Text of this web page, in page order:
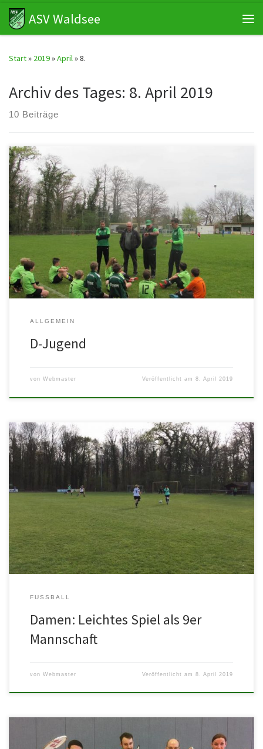
Zum Inhalt springen
ASV Waldsee
Start» 2019»April»8.
Archiv des Tages: 8. April 2019
10 Beiträge
ASV Waldsee – TSV 1903 Lingenfeld : 1:3 Aufgrund körperlicher
Überlegenheit des Gegners und eines starken Torwarts hatte
unsere D-Jugend gegen […]
ALLGEMEIN
D-Jugend
von Webmaster Veröffentlicht am8. April 2019
SG Waldsee/Schifferstadt 7:0 Eintracht Lambsheim Aufgrund von
Spielermangel musste Lambseim während der Runde auf eine 9er
Mannschaft umstellen. Starkes Spiel […]
FUSSBALL
Damen: Leichtes Spiel als 9er
Mannschaft
von Webmaster Veröffentlicht am8. April 2019